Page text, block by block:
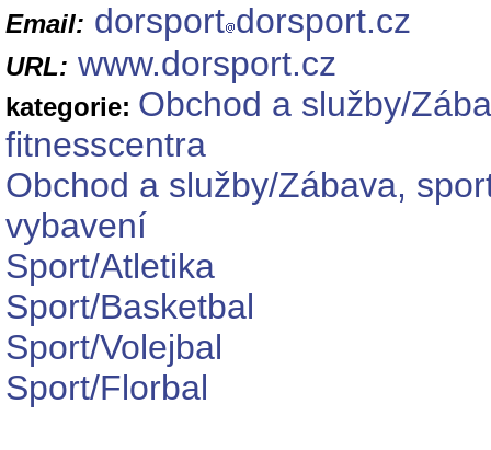
Email: dorsport dorsport.cz
URL: www.dorsport.cz
kategorie: Obchod a služby/
fitnesscentra
Obchod a služby/Zábava,
vybavení
Sport/Atletika
Sport/Basketbal
Sport/Volejbal
Sport/Florbal